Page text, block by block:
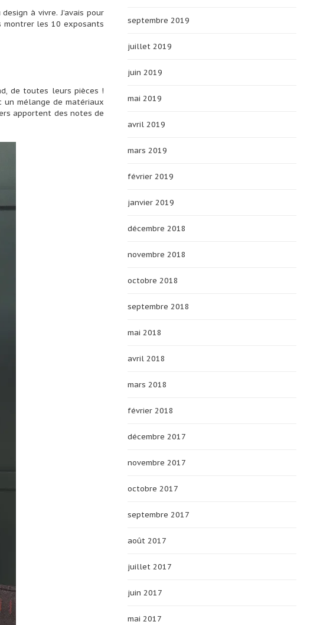
à vivre. J’avais pour
les 10 exposants
de toutes leurs pièces !
un mélange de matériaux
apportent des notes de
septembre 2019
juillet 2019
juin 2019
mai 2019
avril 2019
mars 2019
février 2019
janvier 2019
décembre 2018
novembre 2018
octobre 2018
septembre 2018
mai 2018
avril 2018
mars 2018
février 2018
décembre 2017
novembre 2017
octobre 2017
septembre 2017
août 2017
juillet 2017
juin 2017
mai 2017